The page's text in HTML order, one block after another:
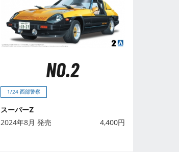
NO.2
1/24 西部警察
スーパーZ
2024年8月 発売 4,400円